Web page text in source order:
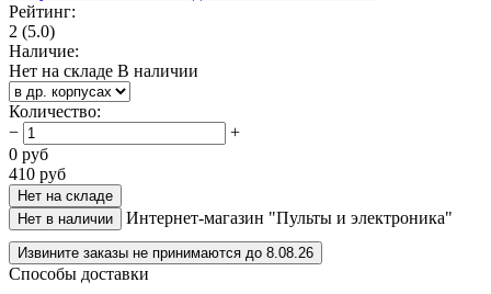
Рейтинг:
2 (5.0)
Наличие:
Нет на складе В наличии
Количество:
−
+
0 руб
410 руб
Нет на складе
Нет в наличии
Интернет-магазин "Пульты и электроника"
Извините заказы не принимаются до 8.08.26
Способы доставки